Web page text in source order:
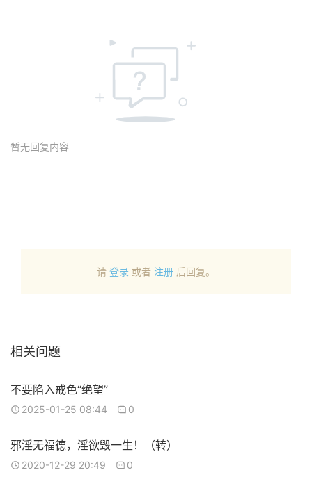
暂无回复内容
请 登录 或者 注册 后回复。
相关问题
不要陷入戒色“绝望”
2025-01-25 08:44 0
邪淫无福德，淫欲毁一生！（转）
2020-12-29 20:49 0